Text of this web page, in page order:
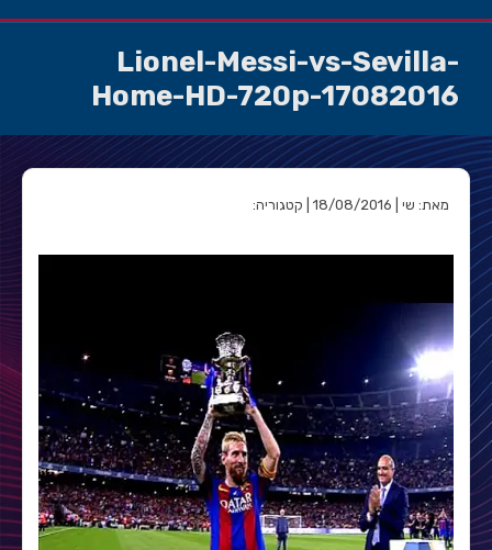
Lionel-Messi-vs-Sevilla-
Home-HD-720p-17082016
מאת: שי | 18/08/2016 | קטגוריה: